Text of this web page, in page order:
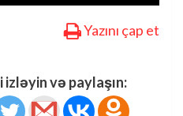
Yazını çap et
və paylaşın: